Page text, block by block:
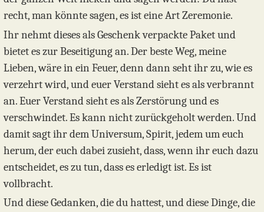
recht, man könnte sagen, es ist eine Art Zeremonie.
Ihr nehmt dieses als Geschenk verpackte Paket und
bietet es zur Beseitigung an. Der beste Weg, meine
Lieben, wäre in ein Feuer, denn dann seht ihr zu, wie es
verzehrt wird, und euer Verstand sieht es als verbrannt
an. Euer Verstand sieht es als Zerstörung und es
verschwindet. Es kann nicht zurückgeholt werden. Und
damit sagt ihr dem Universum, Spirit, jedem um euch
herum, der euch dabei zusieht, dass, wenn ihr euch dazu
entscheidet, es zu tun, dass es erledigt ist. Es ist
vollbracht.
Und diese Gedanken, die du hattest, und diese Dinge, die